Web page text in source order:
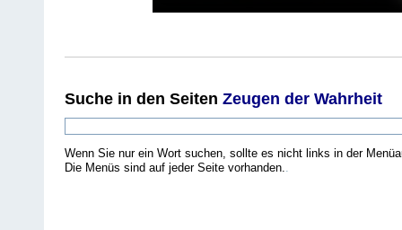
Suche in den Seiten Zeugen der Wahrheit
Wenn Sie nur ein Wort suchen, sollte es nicht links in der
Die Menüs sind auf jeder Seite vorhanden.